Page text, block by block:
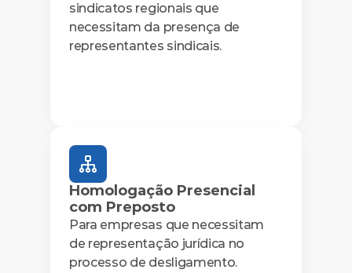
sindicatos regionais que
necessitam da presença de
representantes sindicais.
Homologação Presencial
com Preposto
Para empresas que necessitam
de representação jurídica no
processo de desligamento.